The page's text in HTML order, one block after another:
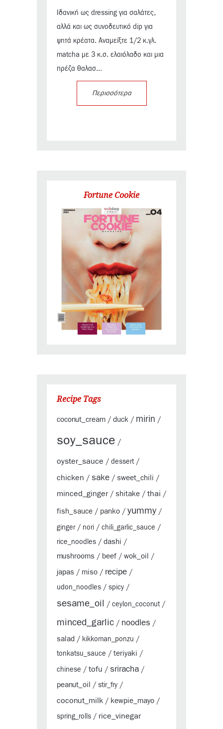
Ιδανική ως dressing για σαλάτες,
αλλά και ως συνοδευτικό dip για
ψητά κρέατα. Αναμείξτε 1/2 κ.γλ.
matcha με 3 κ.σ. ελαιόλαδο και μια
πρέζα θαλασ...
Περισσότερα
Fortune Cookie
Recipe Tags
coconut_cream / duck / mirin /
soy_sauce /
oyster_sauce / dessert/
chicken / sake / sweet_chili /
minced_ginger/ shitake / thai /
fish_sauce / panko / yummy /
ginger/ nori / chili_garlic_sauce /
rice_noodles / dashi /
mushrooms / beef / wok_oil /
japas / miso / recipe /
udon_noodles / spicy /
sesame_oil / ceylon_coconut/
minced_garlic / noodles /
salad / kikkoman_ponzu /
tonkatsu_sauce / teriyaki /
chinese / tofu / sriracha /
peanut_oil / stir_fry /
coconut_milk / kewpie_mayo /
spring_rolls / rice_vinegar